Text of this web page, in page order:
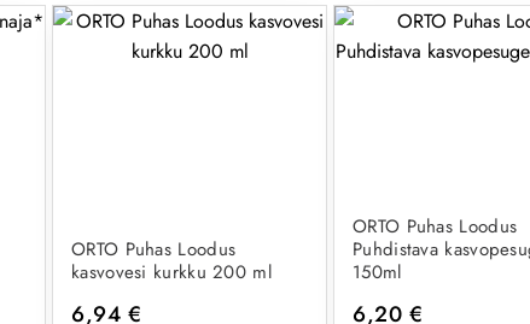
ORTO Puhas Loodus
kasvovesi kurkku 200 ml
6,94 €
ORTO Puhas Loodus
Puhdistava
150ml
6,20 €